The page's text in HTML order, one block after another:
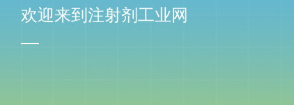
欢迎来到注射剂工业网